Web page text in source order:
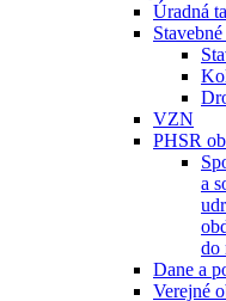
Úradná
VZN
PHSR
a
do
Dane a
Verejné